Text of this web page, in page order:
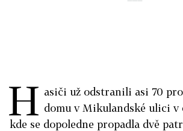
H asiči už odstranili asi 70
domu v Mikulandské ulici v
kde se dopoledne propadla dvě